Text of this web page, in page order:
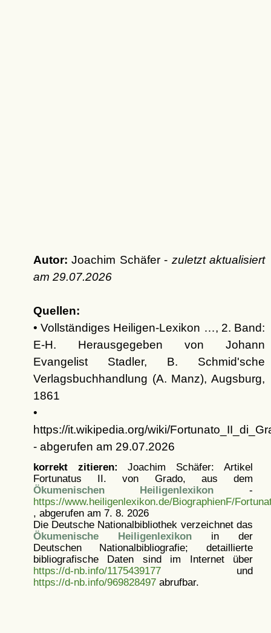
Autor: Joachim Schäfer - zuletzt aktualisiert
am 29.07.2026
Quellen:
• Vollständiges Heiligen-Lexikon …, 2. Band:
E-H. Herausgegeben von Johann
Evangelist Stadler, B. Schmid'sche
Verlagsbuchhandlung (A. Manz), Augsburg,
1861
•
https://it.wikipedia.org/wiki/
- abgerufen am 29.07.2026
korrekt zitieren: Joachim Schäfer: Artikel
Fortunatus II. von Grado, aus dem
Ökumenischen Heiligenlexikon -
https://www.heiligenlexikon.de/BiographienF/
, abgerufen am 7. 8. 2026
Die Deutsche Nationalbibliothek verzeichnet das
Ökumenische Heiligenlexikonin der
Deutschen Nationalbibliografie; detaillierte
bibliografische Daten sind im Internet über
https://d-nb.info/1175439177und
https://d-nb.info/969828497abrufbar.